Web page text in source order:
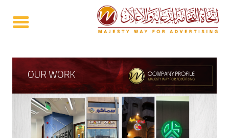
تخطي
إلى
المحتوى